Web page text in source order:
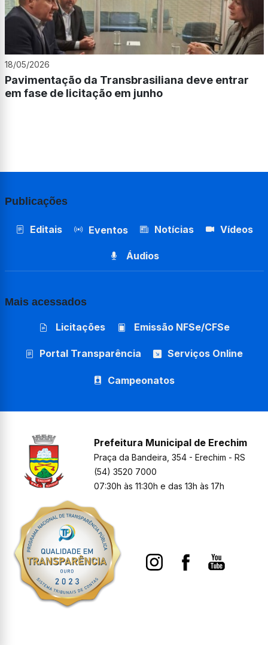
18/05/2026
Pavimentação da Transbrasiliana deve entrar
em fase de licitação em junho
Publicações
Editais Eventos Notícias Vídeos
Áudios
Mais acessados
Licitações Emissão NFSe/CFSe
Portal Transparência Serviços Online
Campeonatos
Prefeitura Municipal de Erechim
Praça da Bandeira, 354 - Erechim - RS
(54) 3520 7000
07:30h às 11:30h e das 13h às 17h